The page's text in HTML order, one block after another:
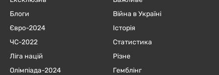
Блоги
Євро-2024
ЧC-2022
Ліга націй
Олімпіада-2024
Війна в Україні
Історія
Статистика
Різне
Гемблінг